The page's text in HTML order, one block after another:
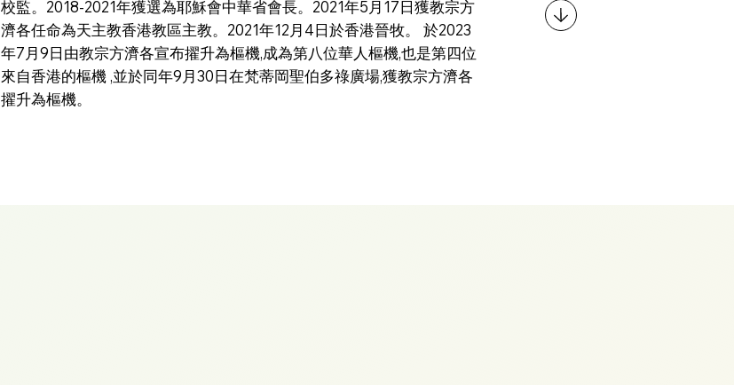
校監。2018-2021年獲選為耶穌會中華省會長。2021年5月17日獲教宗方
濟各任命為天主教香港教區主教。2021年12月4日於香港晉牧。 於2023
年7月9日由教宗方濟各宣布擢升為樞機,成為第八位華人樞機,也是第四位
來自香港的樞機 ,並於同年9月30日在梵蒂岡聖伯多祿廣場,獲教宗方濟各
擢升為樞機。